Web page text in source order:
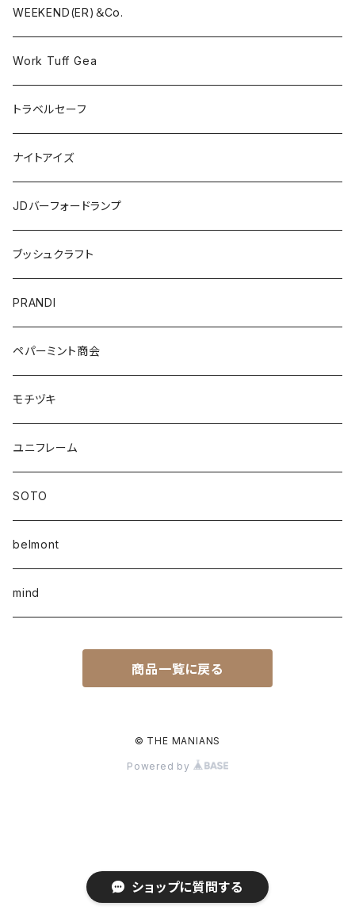
ショップに質問する
WEEKEND(ER)＆Co.
Work Tuff Gea
トラベルセーフ
ナイトアイズ
JDバーフォードランプ
ブッシュクラフト
PRANDI
ペパーミント商会
モチヅキ
ユニフレーム
SOTO
belmont
mind
商品一覧に戻る
© THE MANIANS
Powered by